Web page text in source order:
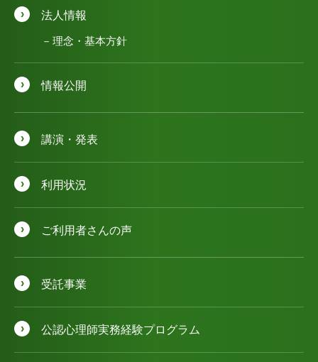
法人情報
理念・基本方針
情報公開
講演・発表
利用状況
ご利用者さんの声
受託事業
公認⼼理師実務経験プログラム